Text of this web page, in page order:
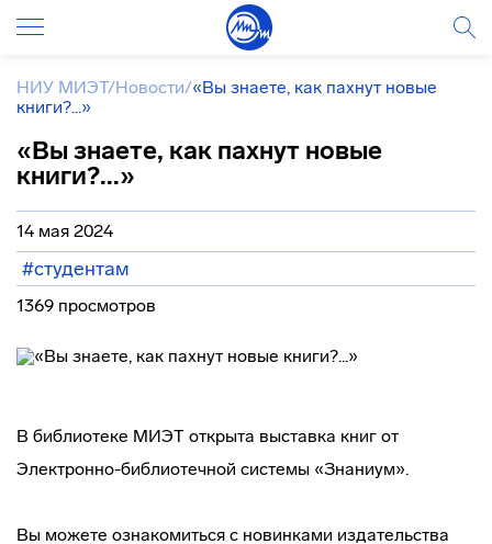
НИУ МИЭТ/Новости/«Вы знаете, как пахнут новые
книги?...»
«Вы знаете, как пахнут новые
книги?...»
14 мая 2024
#студентам
1369 просмотров
В библиотеке МИЭТ открыта выставка книг от
Электронно-библиотечной системы «Знаниум».
Вы можете ознакомиться с новинками издательства